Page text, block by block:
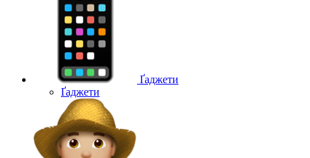
Ґаджети
Ґаджети